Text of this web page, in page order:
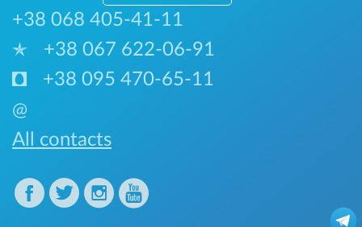
+38 068 405-41-11
+38 067 622-06-91
+38 095 470-65-11
@
All contacts